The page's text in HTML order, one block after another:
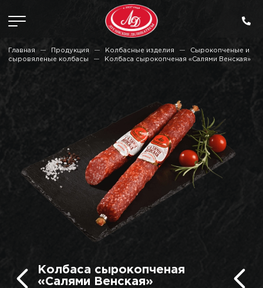
Главная Продукция Колбасные изделия
Сырокопченые и
сыровяленые колбасы
Колбаса сырокопченая «Салями Венская»
Колбаса сырокопченая
«Салями Венская»